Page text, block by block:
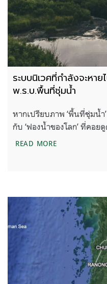
ระบบนิเวศที่กำลังจะหา
พ.ร.บ.พื้นที่ชุ่มน้ำ
หากเปรียบภาพ ‘พื้นที่ชุ่มน้ำ
กับ ‘ฟองน้ำของโลก’ ที่คอย
READ MOREระบบนิเวศที่ก